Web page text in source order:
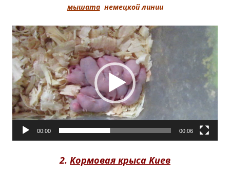
мышатанемецкой линии
Видеоплеер
00:00 00:06
2. Кормовая крыса Киев